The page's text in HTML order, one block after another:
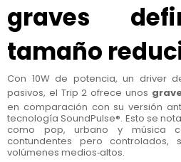
graves
tamaño
Con 10W de potencia, un driver
pasivos, el Trip 2 ofrece unos
en comparación con su versión
tecnología SoundPulse®. Esto se
como pop, urbano y música
contundentes pero controlados,
volúmenes medios‑altos.